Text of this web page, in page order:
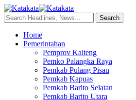
Home
Pemerintahan
Pemprov Kalteng
Pemko Palangka Raya
Pemkab Pulang Pisau
Pemkab Kapuas
Pemkab Barito Selatan
Pemkab Barito Utara